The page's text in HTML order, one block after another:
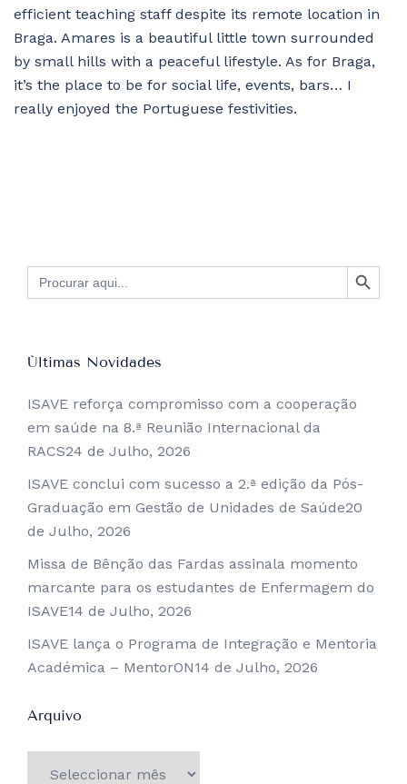
efficient teaching staff despite its remote location in
Braga. Amares is a beautiful little town surrounded
by small hills with a peaceful lifestyle. As for Braga,
it’s the place to be for social life, events, bars… I
really enjoyed the Portuguese festivities.
Search
for:
SEARCH BUTTON
Últimas Novidades
ISAVE reforça compromisso com a cooperação
em saúde na 8.ª Reunião Internacional da
RACS24 de Julho, 2026
ISAVE conclui com sucesso a 2.ª edição da Pós-
Graduação em Gestão de Unidades de Saúde20
de Julho, 2026
Missa de Bênção das Fardas assinala momento
marcante para os estudantes de Enfermagem do
ISAVE14 de Julho, 2026
ISAVE lança o Programa de Integração e Mentoria
Académica – MentorON14 de Julho, 2026
Arquivo